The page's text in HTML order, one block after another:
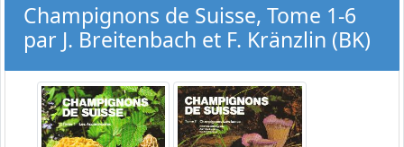
Champignons de Suisse, Tome 1-6
par J. Breitenbach et F. Kränzlin (BK)